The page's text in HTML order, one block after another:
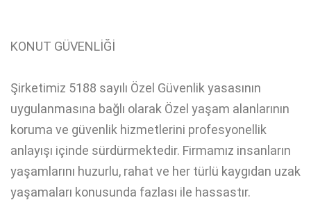
KONUT GÜVENLİĞİ
Şirketimiz 5188 sayılı Özel Güvenlik yasasının
uygulanmasına bağlı olarak Özel yaşam alanlarının
koruma ve güvenlik hizmetlerini profesyonellik
anlayışı içinde sürdürmektedir. Firmamız insanların
yaşamlarını huzurlu, rahat ve her türlü kaygıdan uzak
yaşamaları konusunda fazlası ile hassastır.